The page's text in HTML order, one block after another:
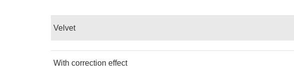
Velvet
With correction effect